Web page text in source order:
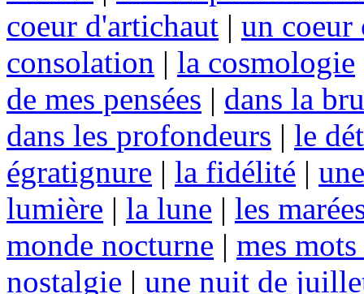
coeur d'artichaut | un
consolation | la cosmologie
de mes pensées | dans la
dans les profondeurs | le
égratignure | la fidélité |
lumière | la lune | les
monde nocturne | mes
nostalgie | une nuit de